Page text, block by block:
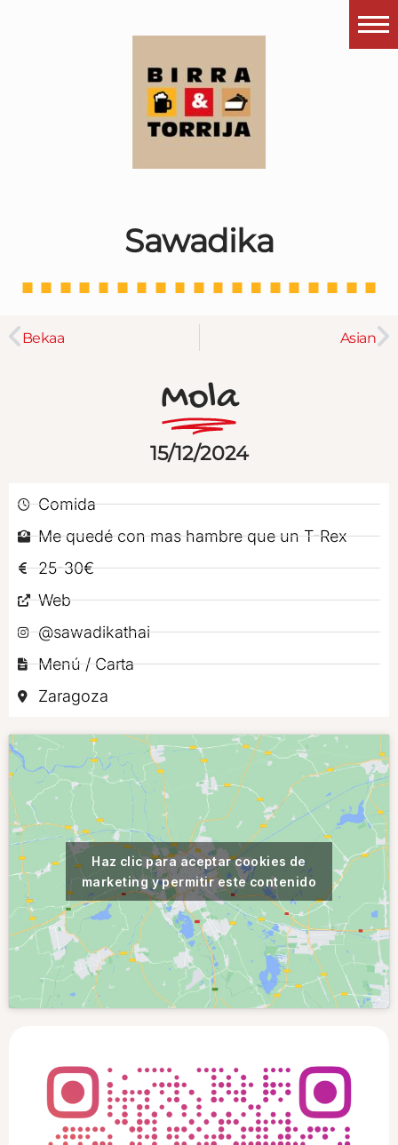
¿Esto que es pués?
Últimas visitas
Todos los garitos
Por el mundo
Contactar
Sawadika
Bekaa Asian
Mola
15/12/2024
Comida
Me quedé con mas hambre que un T-Rex
25-30€
Web
@sawadikathai
Menú / Carta
Zaragoza
Haz clic para aceptar cookies de
marketing y permitir este contenido